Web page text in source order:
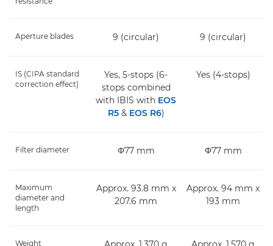
Aperture blades 9 (circular) 9 (circular)
IS (CIPA standard
correction effect)
Yes, 5-stops (6-
stops combined
with IBIS with EOS
R5& EOS R6)
Yes (4-stops)
Filter diameter Φ77 mm Φ77 mm
Maximum
diameter and
length
Approx. 93.8 mm x
207.6 mm
Approx. 94 mm x
193 mm
Weight